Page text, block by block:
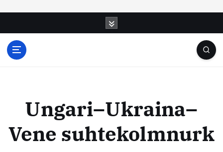
s
t
e
Ungari–Ukraina–
Vene suhtekolmnurk